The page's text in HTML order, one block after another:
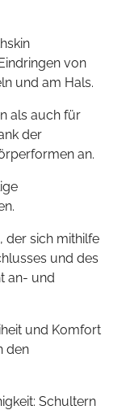
von
und am Hals.
als auch für
der
an.
der sich mithilfe
und des
an- und
und Komfort
den
Schultern